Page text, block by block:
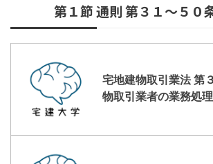
第１節 通則 第３１～５０
宅地建物取引業法 第
物取引業者の業務処理